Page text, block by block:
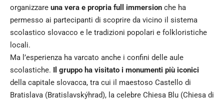
organizzare una vera e propria full immersion che ha
permesso ai partecipanti di scoprire da vicino il sistema
scolastico slovacco e le tradizioni popolari e folkloristiche
locali.
Ma l’esperienza ha varcato anche i confini delle aule
scolastiche. Il gruppo ha visitato i monumenti più iconici
della capitale slovacca, tra cui il maestoso Castello di
Bratislava (Bratislavskýhrad), la celebre Chiesa Blu (Chiesa di